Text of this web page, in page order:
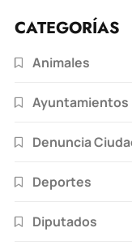
CATEGORÍAS
Animales
Ayuntamientos
Denuncia
Deportes
Diputados